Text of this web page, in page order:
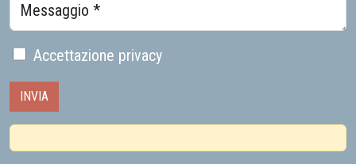
Messaggio *
Accettazione privacy